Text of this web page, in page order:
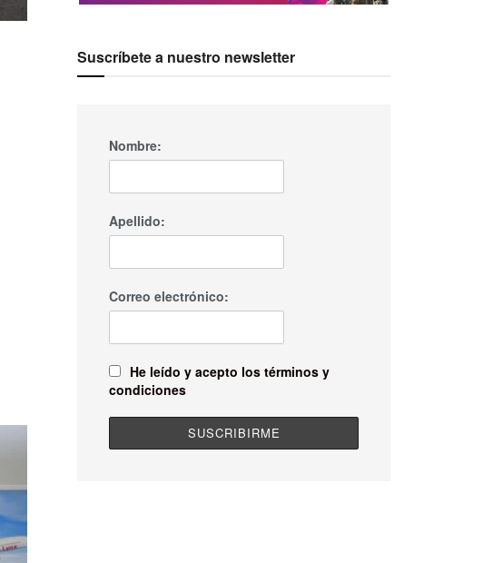
Suscríbete a nuestro newsletter
Nombre:
Apellido:
Correo electrónico:
He leído y acepto los términos y
condiciones